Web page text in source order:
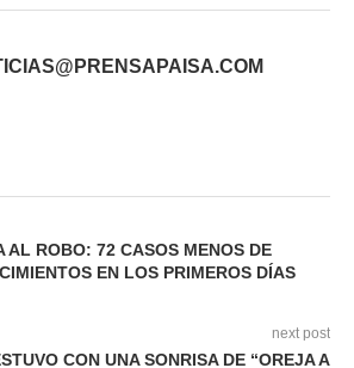
AL ROBO: 72 CASOS MENOS DE
EN LOS PRIMEROS DÍAS
next post
CON UNA SONRISA DE “OREJA A